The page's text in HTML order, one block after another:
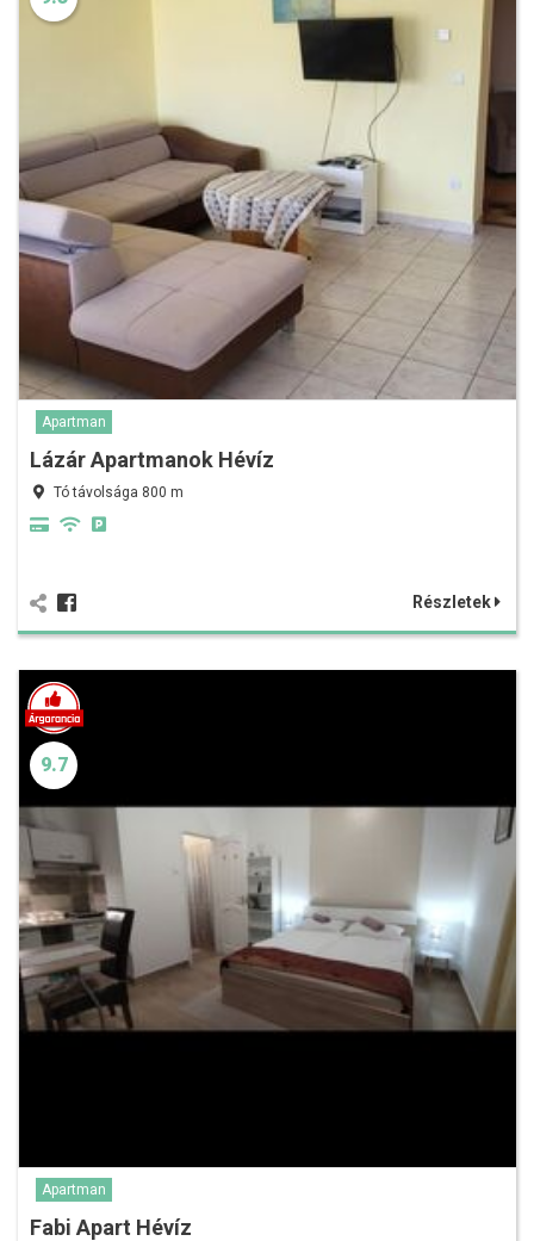
Apartman
Lázár Apartmanok Hévíz
Tó távolsága 800 m
Részletek
9.7
Apartman
Fabi Apart Hévíz